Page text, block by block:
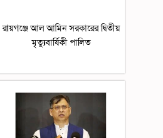
রায়গঞ্জে আল আমিন সরকারের দ্বিতীয়
মৃত্যুবার্ষিকী পালিত